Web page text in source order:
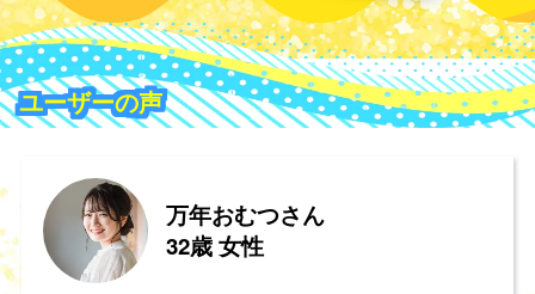
ユーザーの声
万年おむつさん
32歳 女性